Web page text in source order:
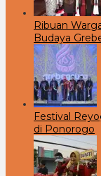
Ribuan
Budaya
Festival
di Ponorogo